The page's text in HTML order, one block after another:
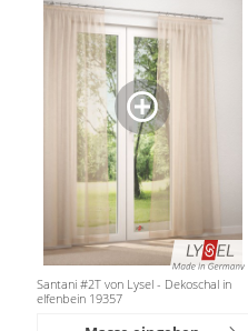
Santani #2T von Lysel - Dekoschal in
elfenbein 19357